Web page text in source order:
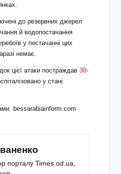
до резервних джерел
й водопостачання
у постачанні цих
немає.
цієї атаки постраждав 30-
у стані
bessarabiainform.com
порталу Times.od.ua,